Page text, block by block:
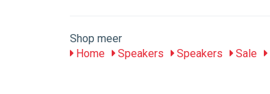
Shop meer
Home
Speakers Speakers Sale